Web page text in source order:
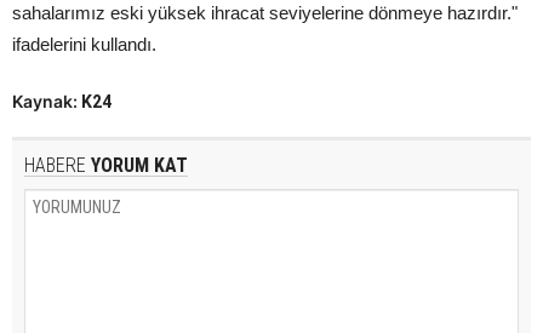
sahalarımız eski yüksek ihracat seviyelerine dönmeye hazırdır."
ifadelerini kullandı.
Kaynak: K24
HABERE YORUM KAT